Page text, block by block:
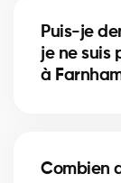
courtier local
réel de la
Puis-je
je ne suis
à
futurs et à
Combien